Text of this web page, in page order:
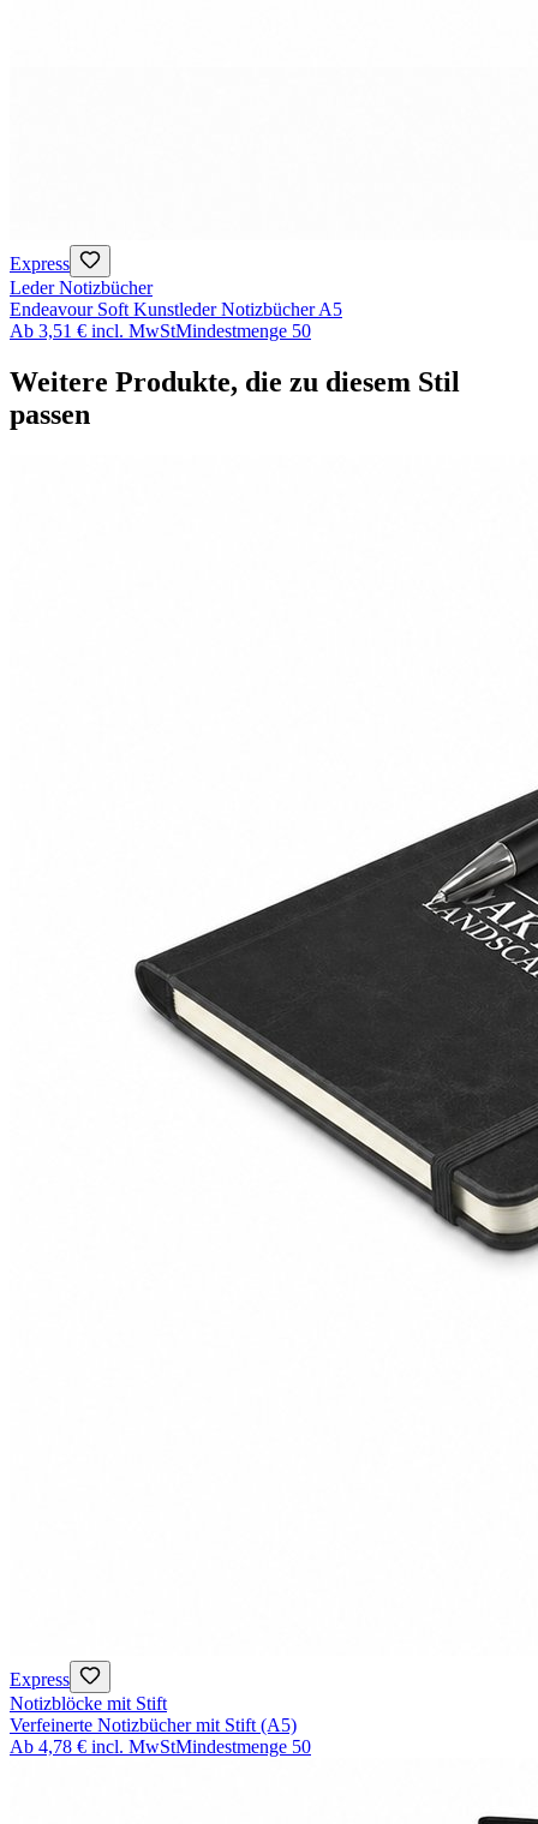
Express
Leder Notizbücher
Endeavour Soft Kunstleder Notizbücher A5
Ab 3,51 € incl. MwStMindestmenge 50
Weitere Produkte, die zu diesem Stil
passen
Express
Notizblöcke mit Stift
Verfeinerte Notizbücher mit Stift (A5)
Ab 4,78 € incl. MwStMindestmenge 50